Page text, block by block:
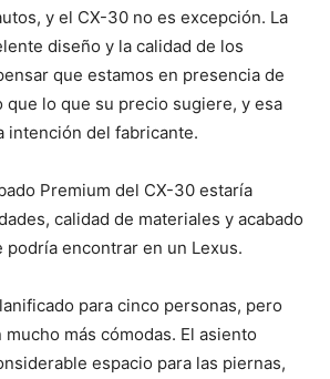
y el CX-30 no es excepción. La
diseño y la calidad de los
que estamos en presencia de
que lo que su precio sugiere, y esa
intención del fabricante.
Premium del CX-30 estaría
calidad de materiales y acabado
podría encontrar en un Lexus.
para cinco personas, pero
más cómodas. El asiento
espacio para las piernas,